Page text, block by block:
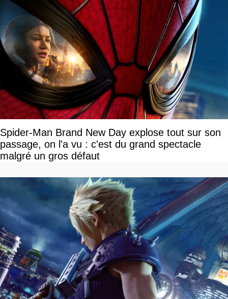
Spider-Man Brand New Day explose tout sur son
passage, on l'a vu : c'est du grand spectacle
malgré un gros défaut